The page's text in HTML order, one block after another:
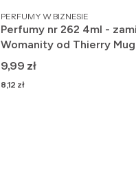
PRODUCENT
PERFUMY W BIZNESIE
Perfumy nr 262 4ml -
Womanity od Thierry
Cena
9,99 zł
Cena
8,12 zł